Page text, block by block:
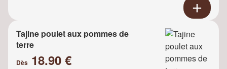
Tajine poulet aux pommes de
terre
Dès 18.90 €